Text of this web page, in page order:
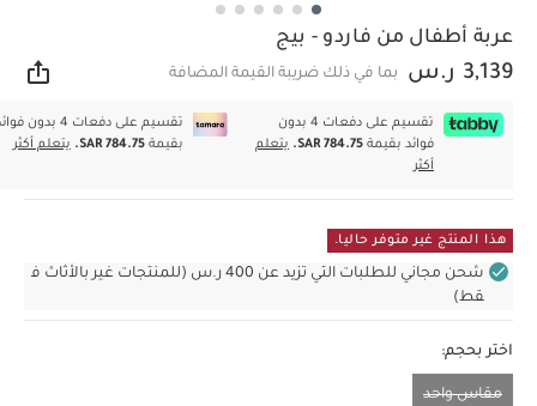
عربة أطفال من فاردو - بيج
3,139 ر.س بما في ذلك ضريبة القيمة المضافة
تقسيم على دفعات 4 بدون
فوائد بقيمة SAR 784.75.
يتعلم
أكثر
تقسيم على دفعات 4 بدون
بقيمةSAR 784.75. يتعلم أكثر
هذا المنتج غير متوفر حاليا.
شحن مجاني للطلبات التي تزيد عن 400 ر.س (للمنتجات غير بالأثاث ف
قط)
اختر بحجم:
مقاس واحد